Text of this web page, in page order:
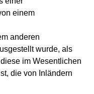
einem
anderen
wurde, als
im Wesentlichen
die von Inländern